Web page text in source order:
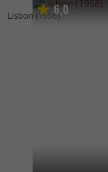
6,0
Lisbon (1956)